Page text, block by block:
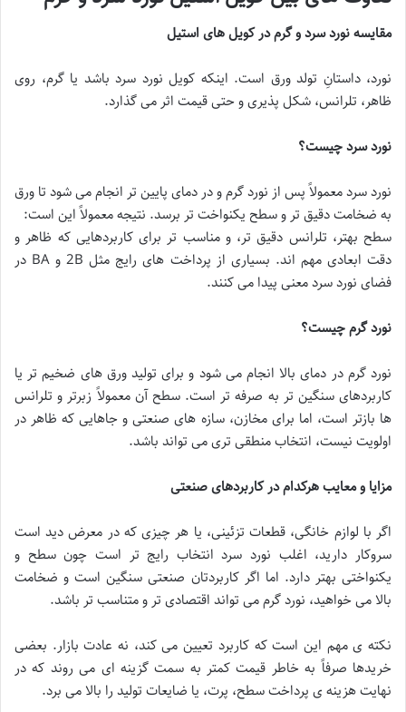
مقایسه نورد سرد و گرم در کویل های استیل
نورد، داستانِ تولد ورق است. اینکه کویل نورد سرد باشد یا گرم، روی
ظاهر، تلرانس، شکل پذیری و حتی قیمت اثر می گذارد.
نورد سرد چیست؟
نورد سرد معمولاً پس از نورد گرم و در دمای پایین تر انجام می شود تا ورق
به ضخامت دقیق تر و سطح یکنواخت تر برسد. نتیجه معمولاً این است:
سطح بهتر، تلرانس دقیق تر، و مناسب تر برای کاربردهایی که ظاهر و
دقت ابعادی مهم اند. بسیاری از پرداخت های رایج مثل 2B و BA در
فضای نورد سرد معنی پیدا می کنند.
نورد گرم چیست؟
نورد گرم در دمای بالا انجام می شود و برای تولید ورق های ضخیم تر یا
کاربردهای سنگین تر به صرفه تر است. سطح آن معمولاً زبرتر و تلرانس
ها بازتر است، اما برای مخازن، سازه های صنعتی و جاهایی که ظاهر در
اولویت نیست، انتخاب منطقی تری می تواند باشد.
مزایا و معایب هرکدام در کاربردهای صنعتی
اگر با لوازم خانگی، قطعات تزئینی، یا هر چیزی که در معرض دید است
سروکار دارید، اغلب نورد سرد انتخاب رایج تر است چون سطح و
یکنواختی بهتر دارد. اما اگر کاربردتان صنعتی سنگین است و ضخامت
بالا می خواهید، نورد گرم می تواند اقتصادی تر و متناسب تر باشد.
نکته ی مهم این است که کاربرد تعیین می کند، نه عادت بازار. بعضی
خریدها صرفاً به خاطر قیمت کمتر به سمت گزینه ای می روند که در
نهایت هزینه ی پرداخت سطح، پرت، یا ضایعات تولید را بالا می برد.